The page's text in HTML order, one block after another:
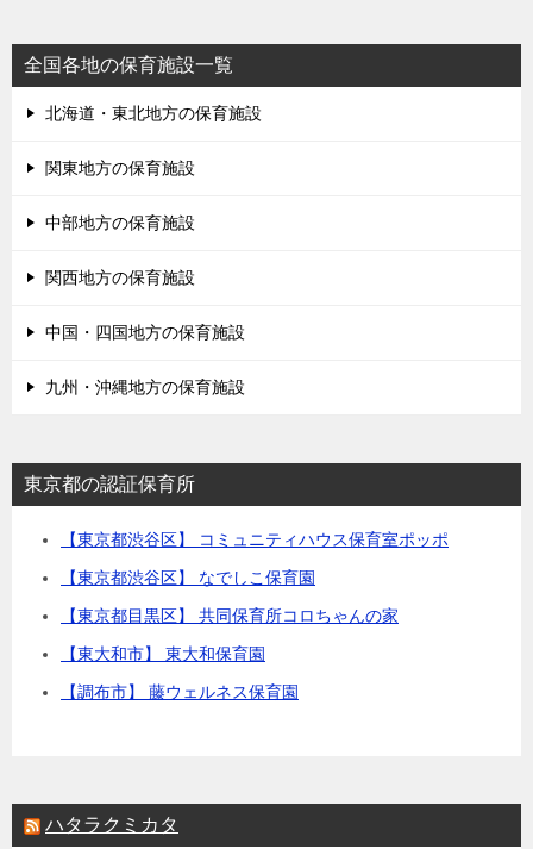
全国各地の保育施設一覧
北海道・東北地方の保育施設
関東地方の保育施設
中部地方の保育施設
関西地方の保育施設
中国・四国地方の保育施設
九州・沖縄地方の保育施設
東京都の認証保育所
【東京都渋谷区】 コミュニティハウス保育室ポッポ
【東京都渋谷区】 なでしこ保育園
【東京都目黒区】 共同保育所コロちゃんの家
【東大和市】 東大和保育園
【調布市】 藤ウェルネス保育園
ハタラクミカタ